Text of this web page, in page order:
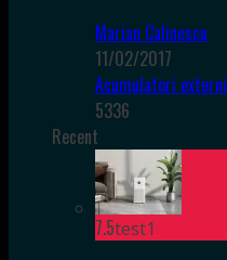
Marian Calinescu
11/02/2017
Acumulatori externi
5336
Recent
7.5test1